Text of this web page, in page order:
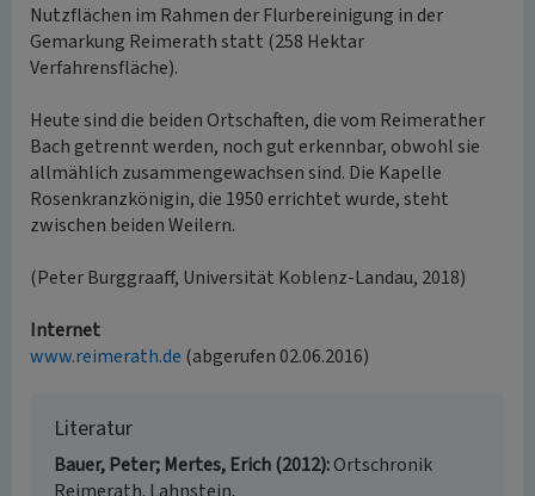
Nutzflächen im Rahmen der Flurbereinigung in der
Gemarkung Reimerath statt (258 Hektar
Verfahrensfläche).
Heute sind die beiden Ortschaften, die vom Reimerather
Bach getrennt werden, noch gut erkennbar, obwohl sie
allmählich zusammengewachsen sind. Die Kapelle
Rosenkranzkönigin, die 1950 errichtet wurde, steht
zwischen beiden Weilern.
(Peter Burggraaff, Universität Koblenz-Landau, 2018)
Internet
www.reimerath.de (abgerufen 02.06.2016)
Literatur
Bauer, Peter; Mertes, Erich (2012) Ortschronik